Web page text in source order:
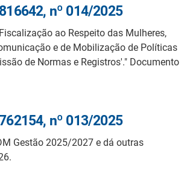
nº 014/2025
ao Respeito das Mulheres,
e de Mobilização de Políticas
de Normas e Registros'." Documento
nº 013/2025
Gestão 2025/2027 e dá outras